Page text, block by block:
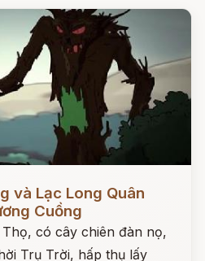
và Lạc Long Quân
Cuồng
có cây chiên đàn nọ,
Trụ Trời, hấp thụ lấy